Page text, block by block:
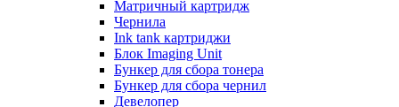
Матричный картридж
Чернила
Ink tank картриджи
Блок Imaging Unit
Бункер для сбора тонера
Бункер для сбора чернил
Девелопер